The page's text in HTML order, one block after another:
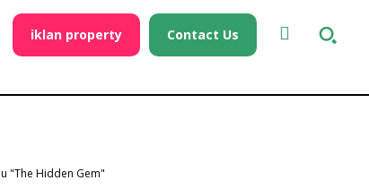
iklan property Contact Us
"The Hidden Gem"